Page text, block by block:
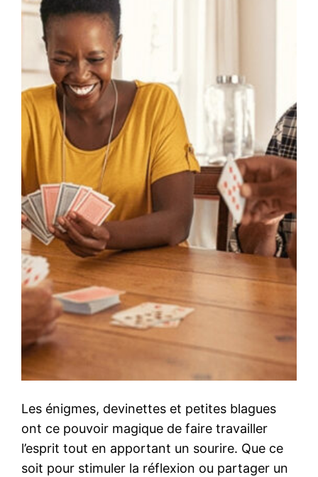
Les énigmes, devinettes et petites blagues
ont ce pouvoir magique de faire travailler
l’esprit tout en apportant un sourire. Que ce
soit pour stimuler la réflexion ou partager un